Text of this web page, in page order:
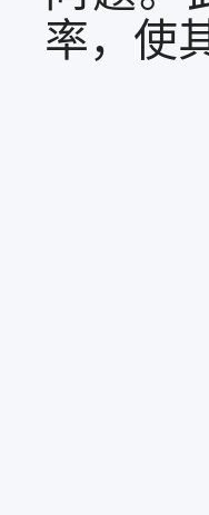
率，使